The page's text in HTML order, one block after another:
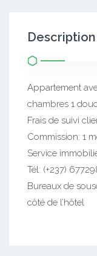
Description
Appartement
chambres 1
Frais de suivi
Commission: 1
Service
Tél: (+237)
Bureaux de
côté de l’hôtel